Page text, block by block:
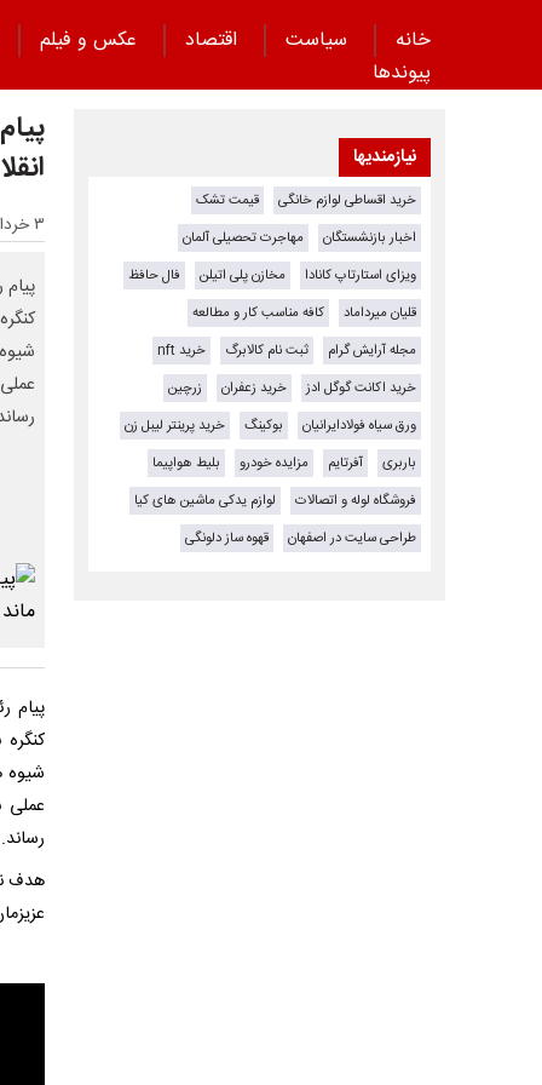
خانه سیاست اقتصاد عکس و فیلم
پیوند‌ها
۳ خرداد ۱۴۰۴ - ۰۹:۴۹
پیام
شیوه
عملی
رساند.
هدف
نیازمندیها
خرید اقساطی لوازم خانگی
قیمت تشک
اخبار بازنشستگان
مهاجرت تحصیلی آلمان
ویزای استارتاپ کانادا
مخازن پلی اتیلن
فال حافظ
قلیان میرداماد
کافه مناسب کار و مطالعه
مجله آرایش گرام
ثبت نام کالابرگ
خرید nft
خرید اکانت گوگل ادز
خرید زعفران
زرچین
ورق سیاه فولادایرانیان
بوکینگ
خرید پرینتر لیبل زن
باربری
آفرتایم مزایده خودرو
بلیط هواپیما
فروشگاه لوله و اتصالات
لوازم یدکی ماشین های کیا
طراحی سایت در اصفهان
قهوه ساز دلونگی